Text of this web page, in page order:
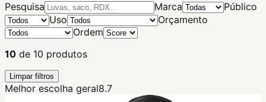
Pesquisa
Marca
Público
Uso
Orçamento
Ordem
10 de 10 produtos
Limpar filtros
Melhor escolha geral8.7